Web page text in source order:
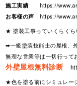
施工実績
https://
お客様の声
https://
★ 塗装工事っていくらくら
➡一級塗装技能士の屋根、
無理な営業等は一切行って
外壁屋根無料診断
★色を塗る前にシミュレ